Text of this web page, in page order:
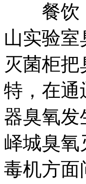
餐饮
山实验室
灭菌柜把
特， 在通
器臭氧发
峄城臭氧
毒机方面